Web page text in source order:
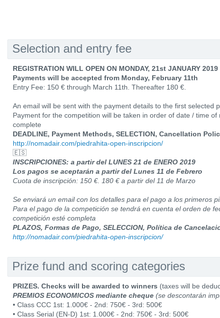
Selection and entry fee
REGISTRATION WILL OPEN ON MONDAY, 21st JANUARY 2019
Payments will be accepted from Monday, February 11th
Entry Fee: 150 € through March 11th. Thereafter 180 €.
An email will be sent with the payment details to the first selected
Payment for the competition will be taken in order of date / time
complete
DEADLINE, Payment Methods, SELECTION, Cancellation
http://nomadair.com/piedrahita-open-inscripcion/
🇪🇸
INSCRIPCIONES: a partir del LUNES 21 de ENERO 2019
Los pagos se aceptarán a partir del Lunes 11 de Febrero
Cuota de inscripción: 150 €. 180 € a partir del 11 de Marzo
Se enviará un email con los detalles para el pago a los primeros
Para el pago de la competición se tendrá en cuenta el orden de
competición esté completa
PLAZOS, Formas de Pago, SELECCION, Política de
http://nomadair.com/piedrahita-open-inscripcion/
Prize fund and scoring categories
PRIZES. Checks will be awarded to winners (taxes will be
PREMIOS ECONOMICOS mediante cheque (se descontarán
• Class CCC 1st: 1.000€ - 2nd: 750€ - 3rd: 500€
• Class Serial (EN-D) 1st: 1.000€ - 2nd: 750€ - 3rd: 500€